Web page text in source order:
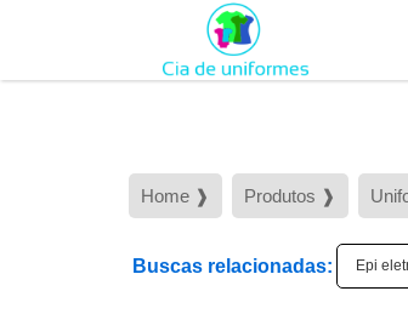
Home ❱ Produtos ❱
Buscas relacionadas: Epi